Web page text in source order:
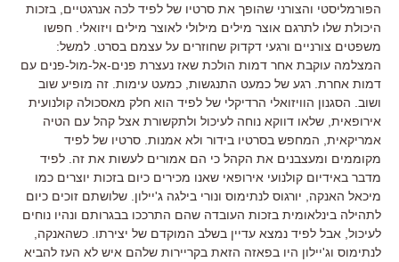
הפורמליסטי והצורני שהופך את סרטיו של לפיד לכה אנרגטיים, בזכות
היכולת שלו לתרגם אוצר מילים מילולי לאוצר מילים ויזואלי. חפשו
משפטים צורניים ורגעי דקדוק שחוזרים על עצמם בסרט. למשל:
המצלמה עוקבת אחר דמות הולכת שאז נעצרת פנים-אל-מול-פנים עם
דמות אחרת. רגע של כמעט התנגשות, כמעט עימות. זה מופיע שוב
ושוב. הסגנון הוויזואלי הרדיקלי של לפיד הוא חלק מאסכולה קולנועית
אירופאית, שלאו דווקא נוחה לעיכול ולתקשורת אצל קהל עם הטיה
אמריקאית, המחפש בסרטיו בידור ולא אמנות. סרטיו של לפיד
מקוממים ומעצבנים את הקהל כי הם אמורים לעשות את זה. לפיד
מדבר באידיום קולנועי אירופאי שאנו מכירים כיום בזכות יוצרים כמו
מיכאל האנקה, יורגוס לנתימוס ונורי בילגה ג'יילון. שלושתם זוכים כיום
לתהילה בינלאומית בזכות העובדה שהם התרככו בבגרותם ונהיו נוחים
לעיכול, אבל לפיד נמצא עדיין בשלב המוקדם של יצירתו. כשהאנקה,
לנתימוס וג'יילון היו בפאזה הזאת בקריירות שלהם איש לא העז להביא